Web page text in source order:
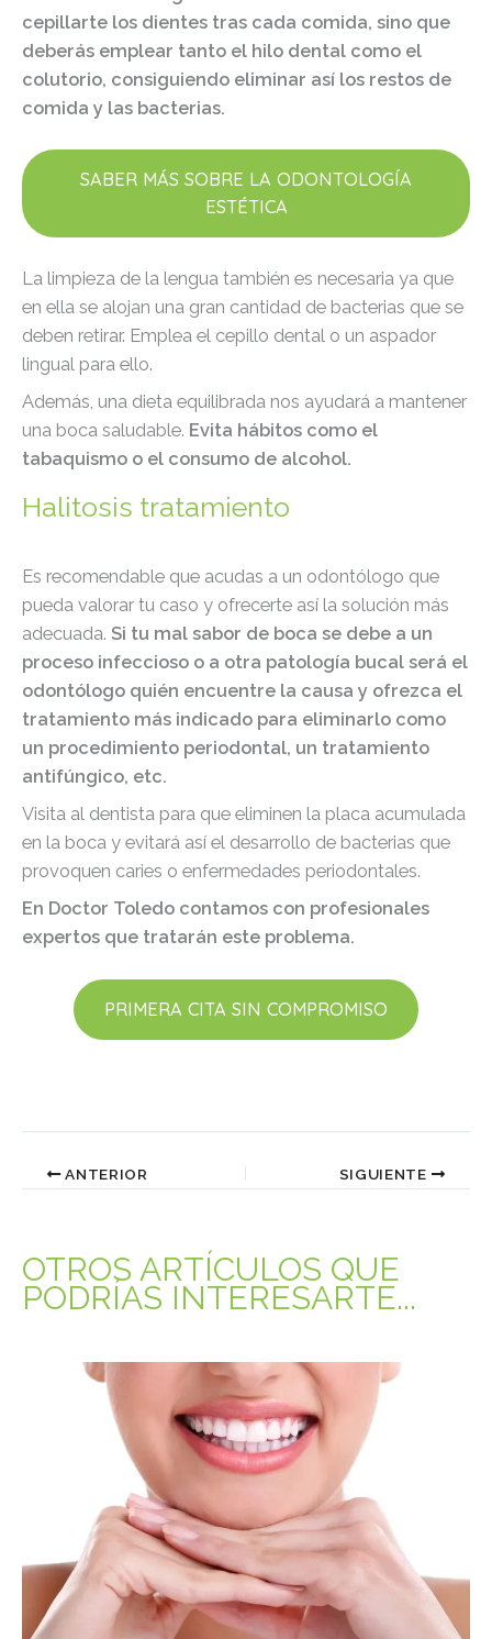
cepillarte los dientes tras cada comida, sino que
deberás emplear tanto el hilo dental como el
colutorio, consiguiendo eliminar así los restos de
comida y las bacterias.
SABER MÁS SOBRE LA ODONTOLOGÍA
ESTÉTICA
La limpieza de la lengua también es necesaria ya que
en ella se alojan una gran cantidad de bacterias que se
deben retirar. Emplea el cepillo dental o un aspador
lingual para ello.
Además, una dieta equilibrada nos ayudará a mantener
una boca saludable. Evita hábitos como el
tabaquismo o el consumo de alcohol.
Halitosis tratamiento
Es recomendable que acudas a un odontólogo que
pueda valorar tu caso y ofrecerte así la solución más
adecuada. Si tu mal sabor de boca se debe a un
proceso infeccioso o a otra patología bucal será el
odontólogo quién encuentre la causa y ofrezca el
tratamiento más indicado para eliminarlo como
un procedimiento periodontal, un tratamiento
antifúngico, etc.
Visita al dentista para que eliminen la placa acumulada
en la boca y evitará así el desarrollo de bacterias que
provoquen caries o enfermedades periodontales.
En Doctor Toledo contamos con profesionales
expertos que tratarán este problema.
PRIMERA CITA SIN COMPROMISO
ANTERIOR SIGUIENTE
OTROS ARTÍCULOS QUE
PODRÍAS INTERESARTE...